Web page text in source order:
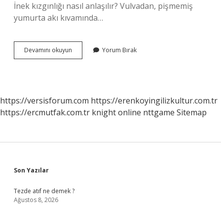
İnek kızgınlığı nasıl anlaşılır? Vulvadan, pişmemiş
yumurta akı kıvamında…
Devamını okuyun
Strese
Yorum Bırak
https://versisforum.com https://erenkoyingilizkultur.com.tr
https://ercmutfak.com.tr knight online nttgame Sitemap
Sidebar
Son Yazılar
Tezde atıf ne demek ?
Ağustos 8, 2026